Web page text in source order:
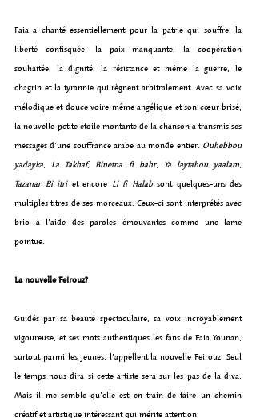
Faia a chanté essentiellement pour la patrie qui souffre, la
liberté confisquée, la paix manquante, la coopération
souhaitée, la dignité, la résistance et même la guerre, le
chagrin et la tyrannie qui règnent arbitralement. Avec sa voix
mélodique et douce voire même angélique et son cœur brisé,
la nouvelle-petite étoile montante de la chanson a transmis ses
messages d’une souffrance arabe au monde entier. Ouhebbou
yadayka, La Takhaf, Binetna fi bahr, Ya laytahou yaalam
Tazanar Bi itri et encore Li fi Halab sont quelques-uns des
multiples titres de ses morceaux. Ceux-ci sont interprétés avec
brio à l’aide des paroles émouvantes comme une lame
pointue.
La nouvelle Feirouz?
Guidés par sa beauté spectaculaire, sa voix incroyablement
vigoureuse, et ses mots authentiques les fans de Faia Younan,
surtout parmi les jeunes, l’appellent la nouvelle Feirouz. Seul
le temps nous dira si cette artiste sera sur les pas de la diva.
Mais il me semble qu’elle est en train de faire un chemin
créatif et artistique intéressant qui mérite attention.